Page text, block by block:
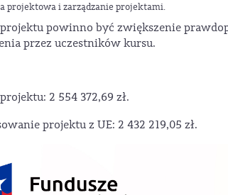
projektowa i zarządzanie projektami.
powinno być zwiększenie
przez uczestników kursu.
2 554 372,69 zł.
projektu z UE: 2 432 219,05 zł.